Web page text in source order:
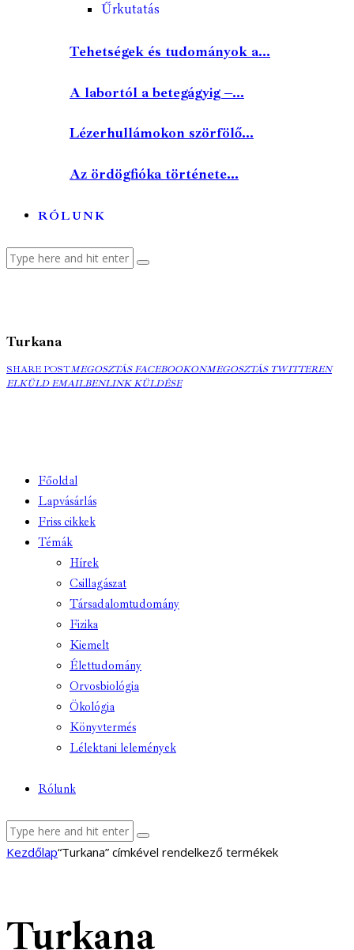
Űrkutatás
Tehetségek és tudományok a...
A labortól a betegágyig –...
Lézerhullámokon szörfölő...
Az ördögfióka története...
RÓLUNK
Turkana
SHARE POSTMEGOSZTÁS
FACEBOOKON
MEGOSZTÁS FACEBOOKONMEGOSZTÁS
MEGOSZTÁS TWITTEREN
ELKÜLD EMAILBENCOPY
LINK KÜLDÉSE
Főoldal
Lapvásárlás
Friss cikkek
Témák
Hírek
Csillagászat
Társadalomtudomány
Fizika
Kiemelt
Élettudomány
Orvosbiológia
Ökológia
Könyvtermés
Lélektani lelemények
Rólunk
facebook-
youtube-
email
Kezdőlap“Turkana” címkével rendelkező termékek
Turkana